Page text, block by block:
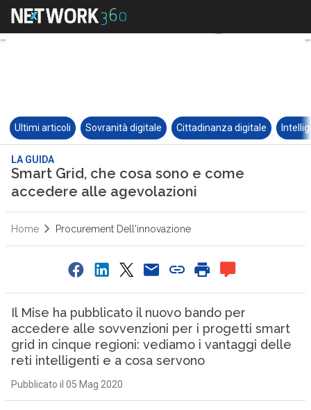
Ultimi articoli Sovranità digitale Cittadinanza digitale
LA GUIDA
Smart Grid, che cosa sono e come
accedere alle agevolazioni
Home Procurement Dell'innovazione
Il Mise ha pubblicato il nuovo bando per
accedere alle sovvenzioni per i progetti smart
grid in cinque regioni: vediamo i vantaggi delle
reti intelligenti e a cosa servono
Pubblicato il 05 Mag 2020